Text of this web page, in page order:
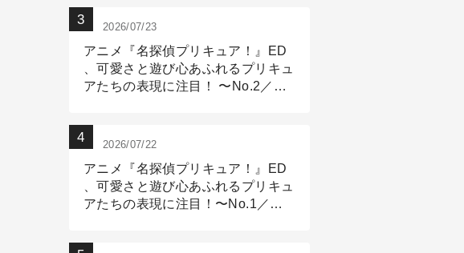
2026/07/23
アニメ『名探偵プリキュア！』ED
、可愛さと遊び心あふれるプリキュ
アたちの表現に注目！ 〜No.2／モ
2026/07/22
アニメ『名探偵プリキュア！』ED
、可愛さと遊び心あふれるプリキュ
アたちの表現に注目！〜No.1／演